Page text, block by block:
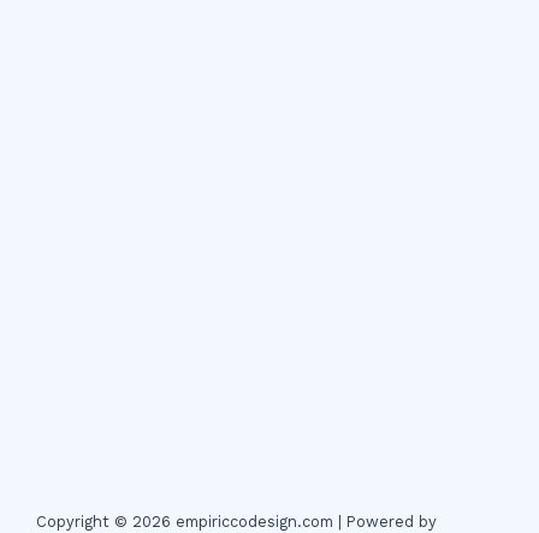
Copyright © 2026 empiriccodesign.com | Powered by